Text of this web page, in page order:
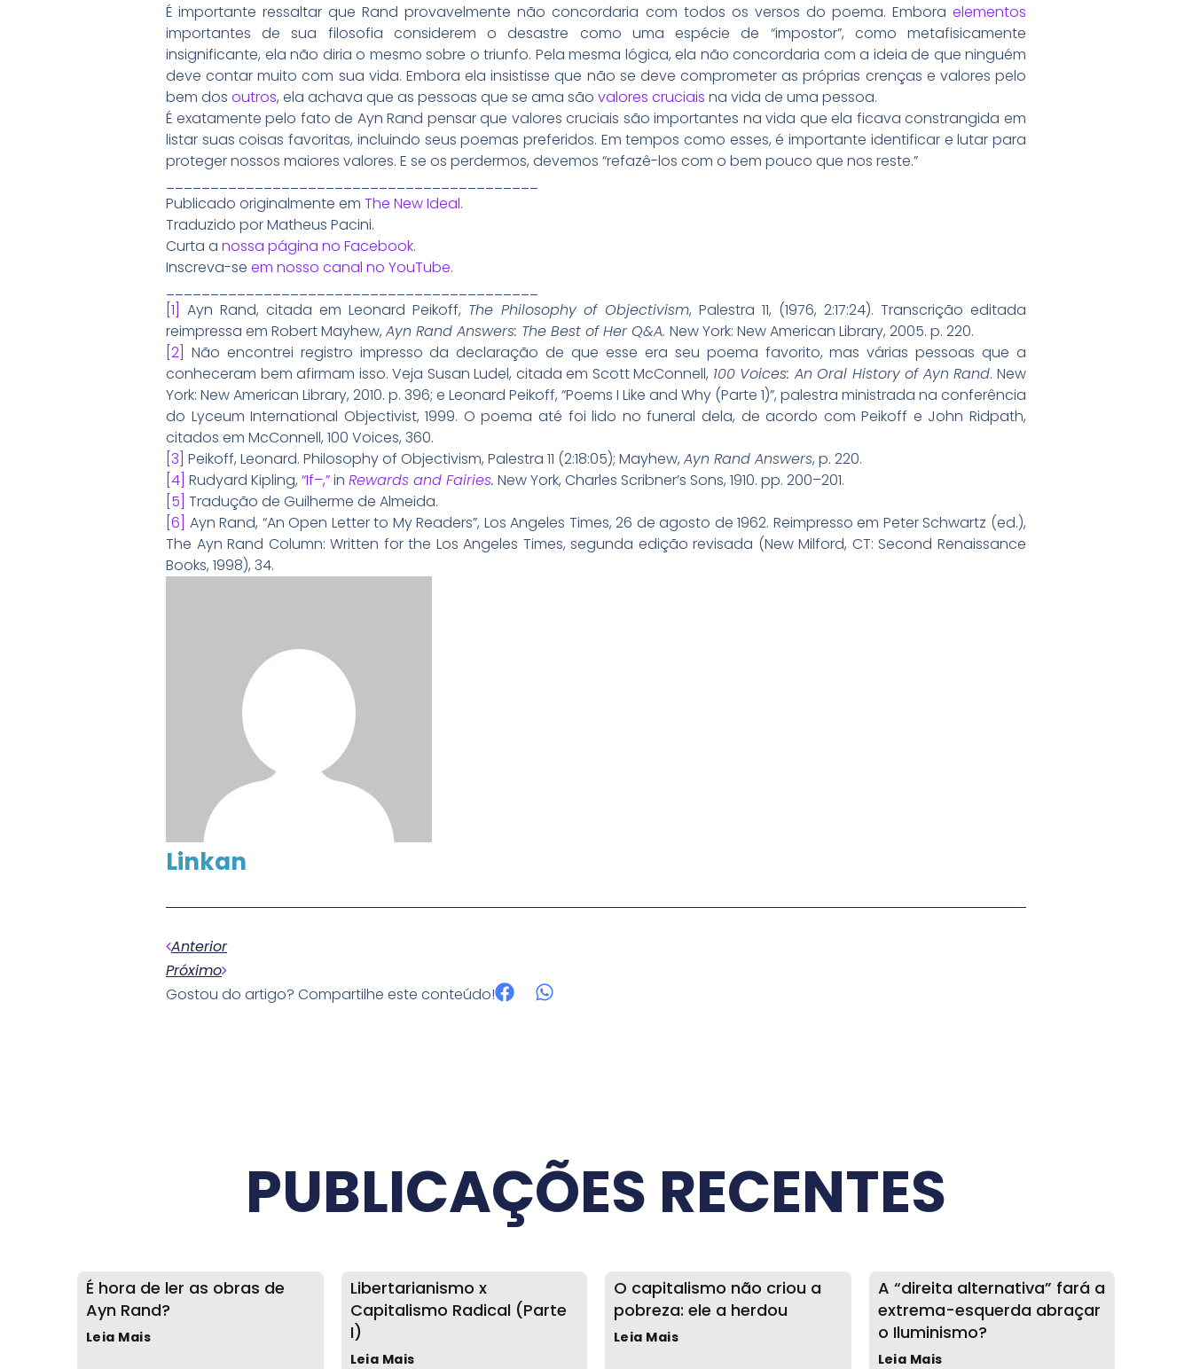
É importante ressaltar que Rand provavelmente não concordaria com todos os versos do poema. Embora elementos
importantes de sua filosofia considerem o desastre como uma espécie de “impostor”, como metafisicamente
insignificante, ela não diria o mesmo sobre o triunfo. Pela mesma lógica, ela não concordaria com a ideia de que ninguém
deve contar muito com sua vida. Embora ela insistisse que não se deve comprometer as próprias crenças e valores pelo
bem dos outros, ela achava que as pessoas que se ama são valores cruciais na vida de uma pessoa.
É exatamente pelo fato de Ayn Rand pensar que valores cruciais são importantes na vida que ela ficava constrangida em
listar suas coisas favoritas, incluindo seus poemas preferidos. Em tempos como esses, é importante identificar e lutar para
proteger nossos maiores valores. E se os perdermos, devemos “refazê-los com o bem pouco que nos reste.”
Publicado originalmente em The New Ideal.
Traduzido por Matheus Pacini.
Curta a nossa página no Facebook.
Inscreva-se em nosso canal no YouTube.
[1]
Ayn Rand, citada em Leonard Peikoff, The Philosophy of Objectivism, Palestra 11, (1976, 2:17:24). Transcrição editada
reimpressa em Robert Mayhew, Ayn Rand Answers: The Best of Her Q&A. New York: New American Library, 2005. p. 220.
[2]
Não encontrei registro impresso da declaração de que esse era seu poema favorito, mas várias pessoas que a
conheceram bem afirmam isso. Veja Susan Ludel, citada em Scott McConnell, 100 Voices: An Oral History of Ayn Rand. New
York: New American Library, 2010. p. 396; e Leonard Peikoff, “Poems I Like and Why (Parte 1)”, palestra ministrada na conferência
do Lyceum International Objectivist, 1999. O poema até foi lido no funeral dela, de acordo com Peikoff e John Ridpath,
citados em McConnell, 100 Voices, 360.
[3] Peikoff, Leonard. Philosophy of Objectivism, Palestra 11 (2:18:05); Mayhew, Ayn Rand Answers, p. 220.
[4] Rudyard Kipling, “If–,”in Rewards and Fairies. New York, Charles Scribner’s Sons, 1910. pp. 200–201.
[5] Tradução de Guilherme de Almeida.
[6] Ayn Rand, “An Open Letter to My Readers”, Los Angeles Times, 26 de agosto de 1962. Reimpresso em Peter Schwartz (ed.),
The Ayn Rand Column: Written for the Los Angeles Times, segunda edição revisada (New Milford, CT: Second Renaissance
Books, 1998), 34.
Linkan
Anterior
Próximo
Gostou do artigo? Compartilhe este conteúdo!
PUBLICAÇÕES RECENTES
É hora de ler as obras de
Ayn Rand?
Leia Mais
Libertarianismo x
Capitalismo Radical (Parte
I)
Leia Mais
O capitalismo não criou a
pobreza: ele a herdou
Leia Mais
A “direita alternativa” fará a
extrema-esquerda abraçar
o Iluminismo?
Leia Mais